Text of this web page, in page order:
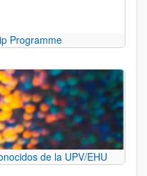
Programme
de la UPV/EHU